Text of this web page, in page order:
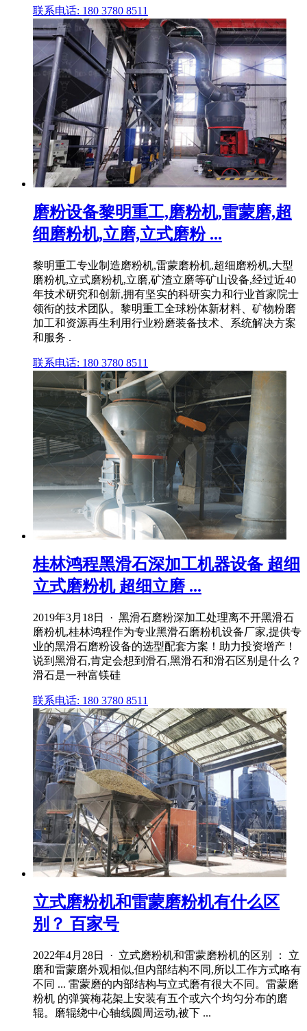
联系电话: 180 3780 8511
磨粉设备黎明重工,磨粉机,雷蒙磨,超
细磨粉机,立磨,立式磨粉 ...
黎明重工专业制造磨粉机,雷蒙磨粉机,超细磨粉机,大型
磨粉机,立式磨粉机,立磨,矿渣立磨等矿山设备,经过近40
年技术研究和创新,拥有坚实的科研实力和行业首家院士
领衔的技术团队。黎明重工全球粉体新材料、矿物粉磨
加工和资源再生利用行业粉磨装备技术、系统解决方案
和服务 .
联系电话: 180 3780 8511
桂林鸿程黑滑石深加工机器设备 超细
立式磨粉机 超细立磨 ...
2019年3月18日 · 黑滑石磨粉深加工处理离不开黑滑石
磨粉机,桂林鸿程作为专业黑滑石磨粉机设备厂家,提供专
业的黑滑石磨粉设备的选型配套方案！助力投资增产！
说到黑滑石,肯定会想到滑石,黑滑石和滑石区别是什么？
滑石是一种富镁硅
联系电话: 180 3780 8511
立式磨粉机和雷蒙磨粉机有什么区
别？ 百家号
2022年4月28日 · 立式磨粉机和雷蒙磨粉机的区别 ： 立
磨和雷蒙磨外观相似,但内部结构不同,所以工作方式略有
不同 ... 雷蒙磨的内部结构与立式磨有很大不同。雷蒙磨
粉机 的弹簧梅花架上安装有五个或六个均匀分布的磨
辊。磨辊绕中心轴线圆周运动,被下 ...